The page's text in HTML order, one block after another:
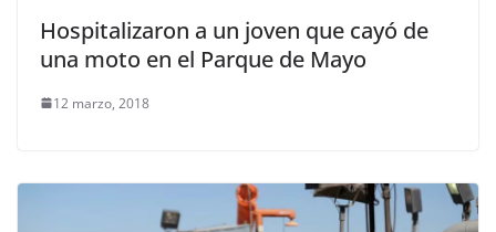
Hospitalizaron a un joven que cayó de
una moto en el Parque de Mayo
12 marzo, 2018